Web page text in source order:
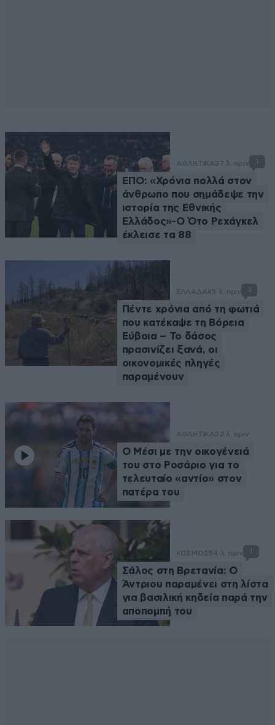
ΑΘΛΗΤΙΚΑ37 λ. πριν 1
ΕΠΟ: «Χρόνια πολλά στον
άνθρωπο που σημάδεψε την
ιστορία της Εθνικής
Ελλάδος»-Ο Ότο Ρεχάγκελ
έκλεισε τα 88
ΕΛΛΑΔΑ45 λ. πριν 3
Πέντε χρόνια από τη φωτιά
που κατέκαψε τη Βόρεια
Εύβοια – Το δάσος
πρασινίζει ξανά, οι
οικονομικές πληγές
παραμένουν
ΑΘΛΗΤΙΚΑ52 λ. πριν
Ο Μέσι με την οικογένειά
του στο Ροσάριο για το
τελευταίο «αντίο» στον
πατέρα του
ΚΟΣΜΟΣ54 λ. πριν 1
Σάλος στη Βρετανία: Ο
Άντριου παραμένει στη λίστα
για βασιλική κηδεία παρά την
αποπομπή του